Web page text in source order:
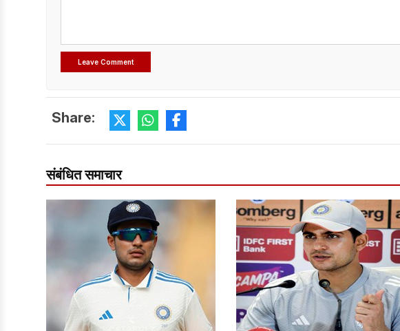
Share:
संबंधित समाचार